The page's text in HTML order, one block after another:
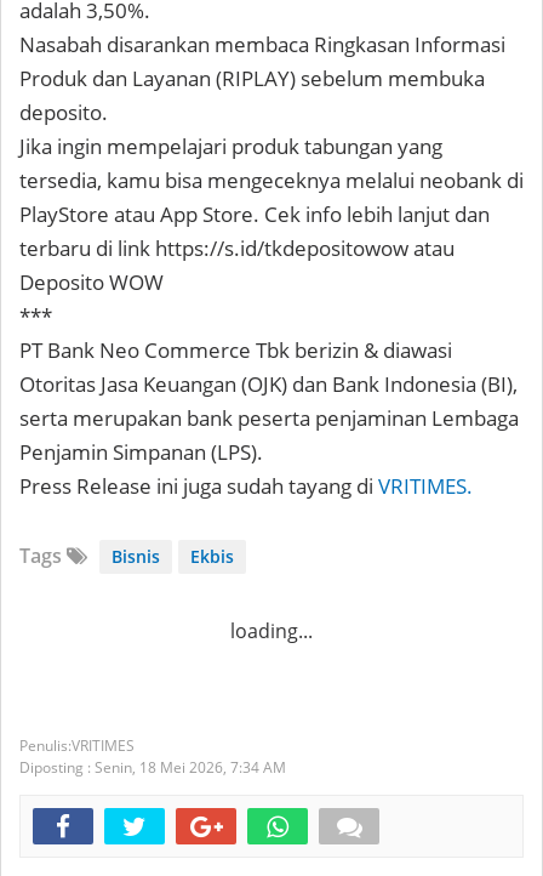
adalah 3,50%.
Nasabah disarankan membaca Ringkasan Informasi
Produk dan Layanan (RIPLAY) sebelum membuka
deposito.
Jika ingin mempelajari produk tabungan yang
tersedia, kamu bisa mengeceknya melalui neobank di
PlayStore atau App Store. Cek info lebih lanjut dan
terbaru di link https://s.id/tkdepositowow atau
Deposito WOW
***
PT Bank Neo Commerce Tbk berizin & diawasi
Otoritas Jasa Keuangan (OJK) dan Bank Indonesia (BI),
serta merupakan bank peserta penjaminan Lembaga
Penjamin Simpanan (LPS).⁣
Press Release ini juga sudah tayang di VRITIMES.
Tags Bisnis Ekbis
loading...
VRITIMES
Diposting : Senin, 18 Mei 2026, 7:34 AM